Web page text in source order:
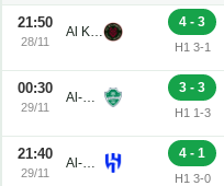
21:50
28/11
Al Kholood
4 - 3
H1 3-1
00:30
29/11
Al-Ahli Jeddah
3 - 3
H1 1-3
21:40
29/11
Al-Hilal Saudi FC
4 - 1
H1 3-0